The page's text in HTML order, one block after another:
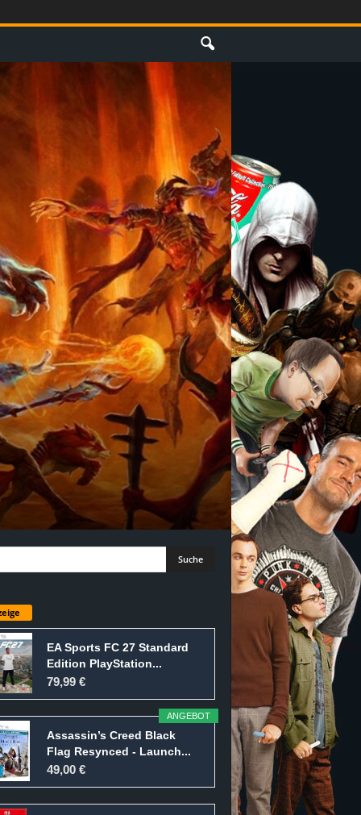
EA Sports FC 27 Standard
Edition PlayStation...
79,99 €
ANGEBOT
Assassin’s Creed Black
Flag Resynced - Launch...
49,00 €